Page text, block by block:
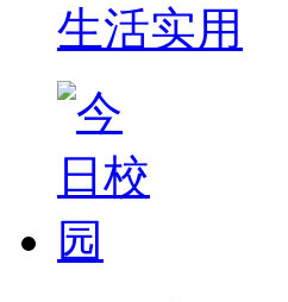
生活实用